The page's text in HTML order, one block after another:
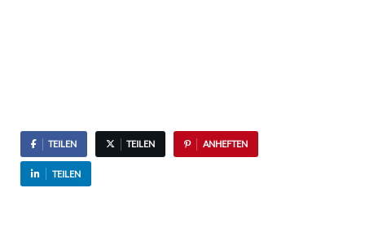
TEILEN TEILEN ANHEFTEN
TEILEN